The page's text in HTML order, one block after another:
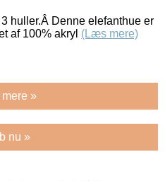
huller.Â Denne elefanthue er
af 100% akryl (Læs mere)
»
nu »